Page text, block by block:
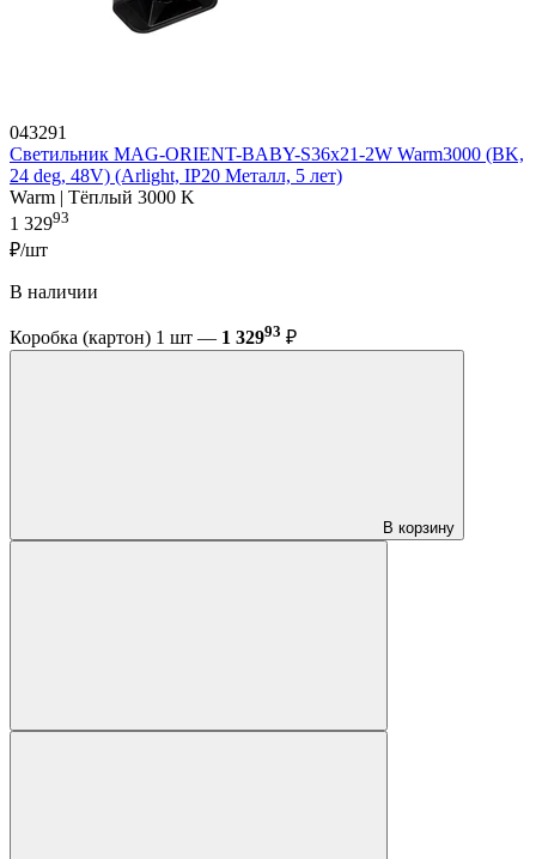
043291
Светильник MAG-ORIENT-BABY-S36x21-2W Warm3000 (BK,
24 deg, 48V) (Arlight, IP20 Металл, 5 лет)
Warm | Тёплый 3000 K
1 32993
₽/шт
В наличии
Коробка (картон) 1 шт — 1 32993 ₽
В корзину